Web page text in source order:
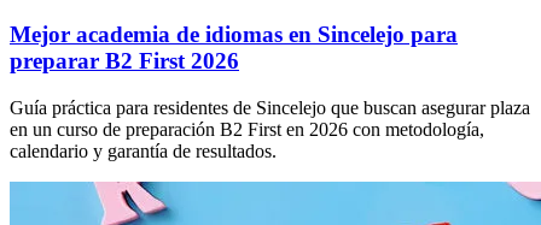
Mejor academia de idiomas en Sincelejo para
preparar B2 First 2026
Guía práctica para residentes de Sincelejo que buscan asegurar plaza
en un curso de preparación B2 First en 2026 con metodología,
calendario y garantía de resultados.